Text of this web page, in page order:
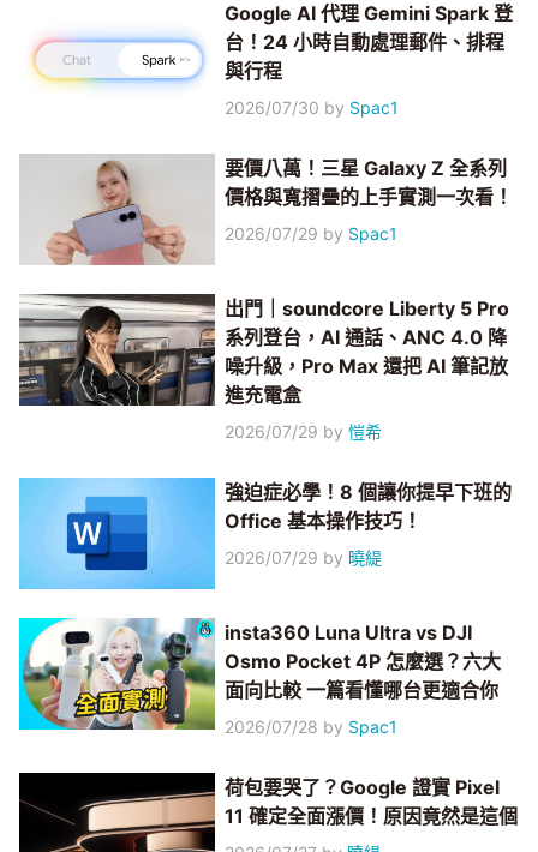
Google AI 代理 Gemini Spark 登
台！24 小時自動處理郵件、排程
與行程
2026/07/30 by Spac1
要價八萬！三星 Galaxy Z 全系列
價格與寬摺疊的上手實測一次看！
2026/07/29 by Spac1
出門｜soundcore Liberty 5 Pro
系列登台，AI 通話、ANC 4.0 降
噪升級，Pro Max 還把 AI 筆記放
進充電盒
2026/07/29 by愷希
強迫症必學！8 個讓你提早下班的
Office 基本操作技巧！
2026/07/29 by 曉緹
insta360 Luna Ultra vs DJI
Osmo Pocket 4P 怎麼選？六大
面向比較 一篇看懂哪台更適合你
2026/07/28 by Spac1
荷包要哭了？Google 證實 Pixel
11 確定全面漲價！原因竟然是這個